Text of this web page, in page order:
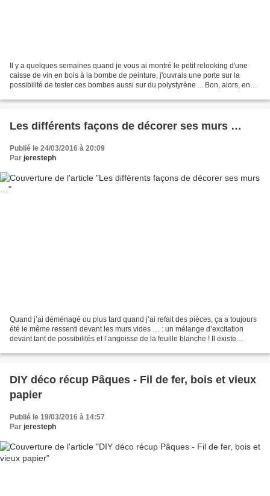
Il y a quelques semaines quand je vous ai montré le petit relooking d'une
caisse de vin en bois à la bombe de peinture, j'ouvrais une porte sur la
possibilité de tester ces bombes aussi sur du polystyrène ... Bon, alors, en
Les différents façons de décorer ses murs …
Publié le 24/03/2016 à 20:09
Par jeresteph
Quand j’ai déménagé ou plus tard quand j’ai refait des pièces, ça a toujours
été le même ressenti devant les murs vides … : un mélange d’excitation
devant tant de possibilités et l’angoisse de la feuille blanche ! Il existe
DIY déco récup Pâques - Fil de fer, bois et vieux
papier
Publié le 19/03/2016 à 14:57
Par jeresteph